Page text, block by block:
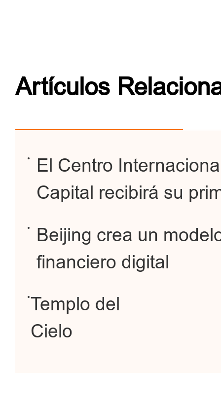
Artículos
El Centro
Capital recibirá su
Beijing crea un
financiero digital
Templo del
Cielo